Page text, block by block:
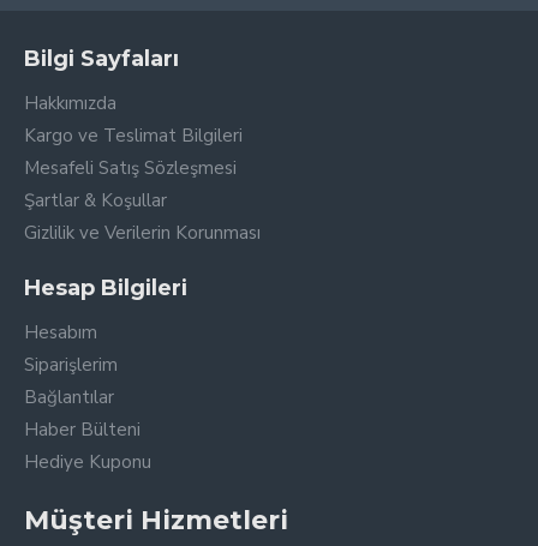
Bilgi Sayfaları
Hakkımızda
Kargo ve Teslimat Bilgileri
Mesafeli Satış Sözleşmesi
Şartlar & Koşullar
Gizlilik ve Verilerin Korunması
Hesap Bilgileri
Hesabım
Siparişlerim
Bağlantılar
Haber Bülteni
Hediye Kuponu
Müşteri Hizmetleri